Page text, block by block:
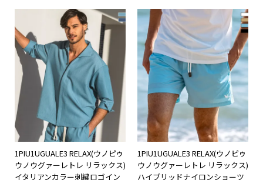
1PIU1UGUALE3 RELAX(ウノピゥ
ウノウグァーレトレ リラックス)
イタリアンカラー刺繍ロゴイン
1PIU1UGUALE3 RELAX(ウノピゥ
ウノウグァーレトレ リラックス)
ハイブリッドナイロンショーツ